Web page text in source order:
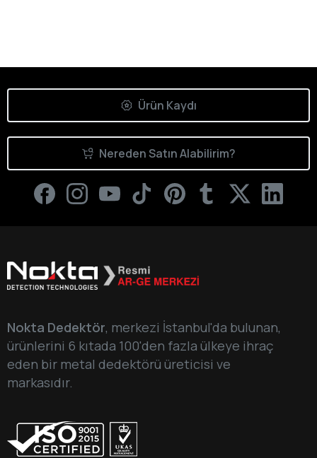
Ürün Kaydı
Nereden Satın Alabilirim?
Nokta Dedektör, merkezi İstanbul'da bulunan,
ürünlerini 6 kıtada 100'den fazla ülkeye ihraç
eden bir metal dedektörü üreticisi ve
markasıdır.